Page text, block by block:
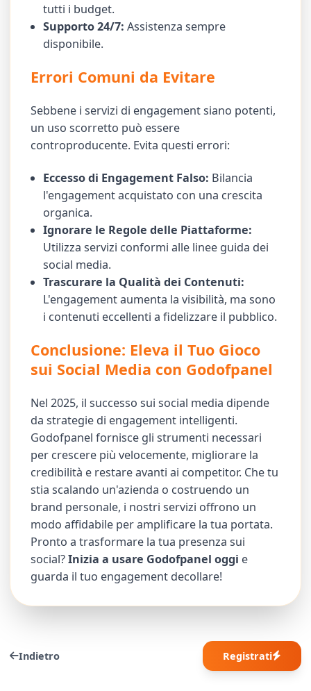
tutti i budget.
Supporto 24/7: Assistenza sempre
disponibile.
Errori Comuni da Evitare
Sebbene i servizi di engagement siano potenti,
un uso scorretto può essere
controproducente. Evita questi errori:
Eccesso di Engagement Falso: Bilancia
l'engagement acquistato con una crescita
organica.
Ignorare le Regole delle Piattaforme:
Utilizza servizi conformi alle linee guida dei
social media.
Trascurare la Qualità dei Contenuti:
L'engagement aumenta la visibilità, ma sono
i contenuti eccellenti a fidelizzare il pubblico.
Conclusione: Eleva il Tuo Gioco
sui Social Media con Godofpanel
Nel 2025, il successo sui social media dipende
da strategie di engagement intelligenti.
Godofpanel fornisce gli strumenti necessari
per crescere più velocemente, migliorare la
credibilità e restare avanti ai competitor. Che tu
stia scalando un'azienda o costruendo un
brand personale, i nostri servizi offrono un
modo affidabile per amplificare la tua portata.
Pronto a trasformare la tua presenza sui
social?Inizia a usare Godofpanel oggi e
guarda il tuo engagement decollare!
Indietro Registrati